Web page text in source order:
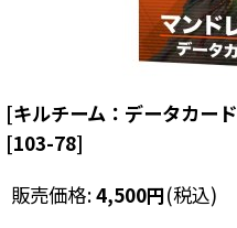
[キルチーム：データカー
[103-78]
販売価格:4,500円(税込)